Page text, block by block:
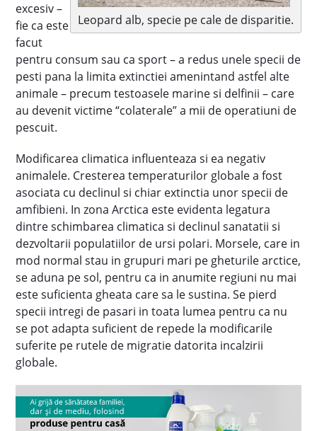
Leopard alb, specie pe cale de disparitie.
excesiv –
fie ca este
facut
pentru consum sau ca sport – a redus unele specii de
pesti pana la limita extinctiei amenintand astfel alte
animale – precum testoasele marine si delfinii – care
au devenit victime “colaterale” a mii de operatiuni de
pescuit.
Modificarea climatica influenteaza si ea negativ
animalele. Cresterea temperaturilor globale a fost
asociata cu declinul si chiar extinctia unor specii de
amfibieni. In zona Arctica este evidenta legatura
dintre schimbarea climatica si declinul sanatatii si
dezvoltarii populatiilor de ursi polari. Morsele, care in
mod normal stau in grupuri mari pe gheturile arctice,
se aduna pe sol, pentru ca in anumite regiuni nu mai
este suficienta gheata care sa le sustina. Se pierd
specii intregi de pasari in toata lumea pentru ca nu
se pot adapta suficient de repede la modificarile
suferite pe rutele de migratie datorita incalzirii
globale.